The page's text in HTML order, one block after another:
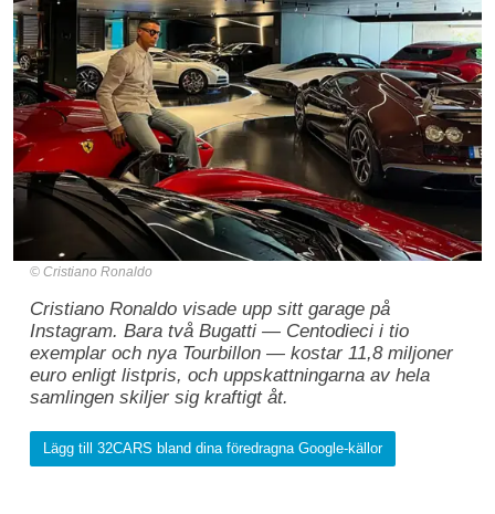
Cristiano Ronaldo
Cristiano Ronaldo visade upp sitt garage på
Instagram. Bara två Bugatti — Centodieci i tio
exemplar och nya Tourbillon — kostar 11,8 miljoner
euro enligt listpris, och uppskattningarna av hela
samlingen skiljer sig kraftigt åt.
Lägg till 32CARS bland dina föredragna Google-källor